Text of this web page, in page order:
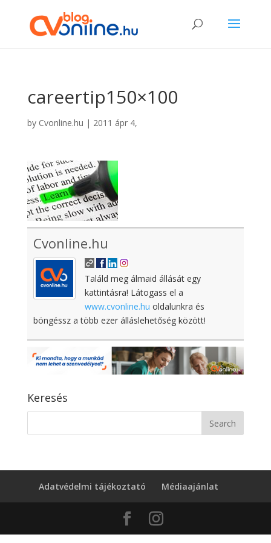
careertip150×100
by Cvonline.hu | 2011 ápr 4,
Cvonline.hu
Találd meg álmaid állását egy
kattintásra! Látogass el a
www.cvonline.hu oldalunkra és
böngéssz a több ezer álláslehetőség között!
Keresés
Adatvédelmi tájékoztató Médiaajánlat